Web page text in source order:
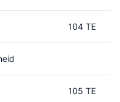
104 TE
105 TE